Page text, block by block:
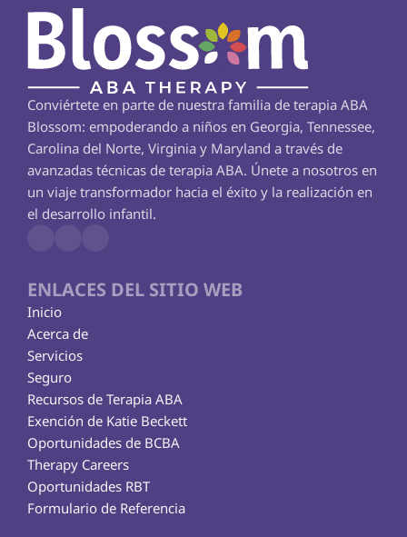
Conviértete en parte de nuestra familia de terapia ABA
Blossom: empoderando a niños en Georgia, Tennessee,
Carolina del Norte, Virginia y Maryland a través de
avanzadas técnicas de terapia ABA. Únete a nosotros en
un viaje transformador hacia el éxito y la realización en
el desarrollo infantil.
ENLACES DEL SITIO WEB
Inicio
Acerca de
Servicios
Seguro
Exención de Katie Beckett
Recursos de Terapia ABA
Therapy Careers
Oportunidades de BCBA
Oportunidades RBT
Formulario de Referencia